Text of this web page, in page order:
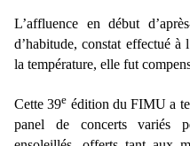
L’affluence en début
d’habitude, constat effectué à
la température, elle fut
Cette 39e édition du FIMU a
panel de concerts variés